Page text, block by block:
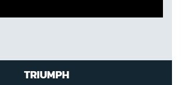
TRIUMPH